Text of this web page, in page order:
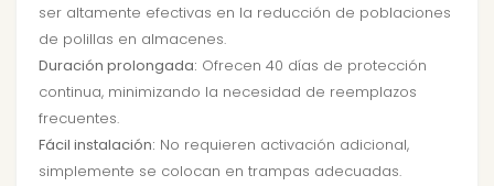
ser altamente efectivas en la reducción de poblaciones
de polillas en almacenes.
Duración prolongada: Ofrecen 40 días de protección
continua, minimizando la necesidad de reemplazos
frecuentes.
Fácil instalación: No requieren activación adicional,
simplemente se colocan en trampas adecuadas.